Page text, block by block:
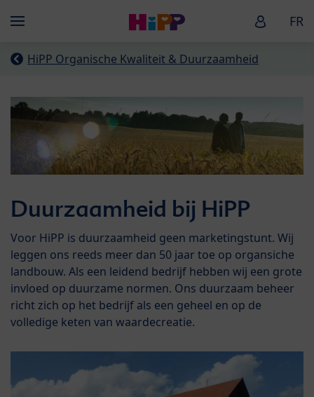
Menü HiPP FR
HiPP Organische Kwaliteit & Duurzaamheid
Duurzaamheid bij HiPP
Voor HiPP is duurzaamheid geen marketingstunt. Wij
leggen ons reeds meer dan 50 jaar toe op organsiche
landbouw. Als een leidend bedrijf hebben wij een grote
invloed op duurzame normen. Ons duurzaam beheer
richt zich op het bedrijf als een geheel en op de
volledige keten van waardecreatie.